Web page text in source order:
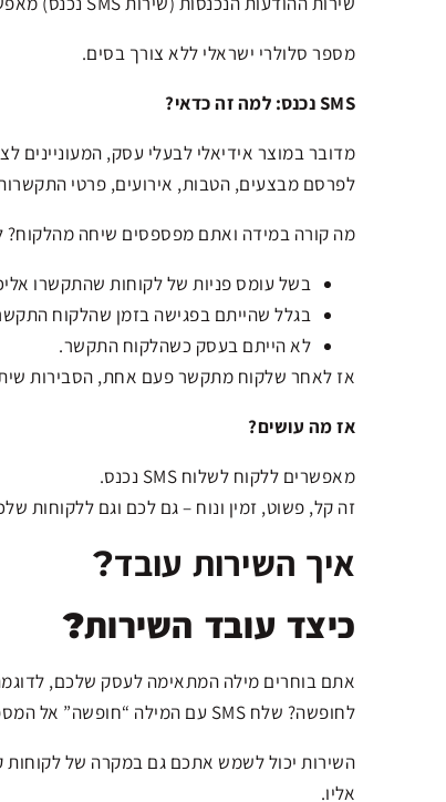
מספר סלולרי ישראלי ללא צורך בסים.
SMS נכנס: למה זה כדאי?
מדובר במוצר אידיאלי לבעלי עסק, המעוניינים
לפרסם מבצעים, הטבות, אירועים, פרטי
מה קורה במידה ואתם מפספסים שיחה מהלקוח?
בשל עומס פניות של לקוחות שהתקשרו
בגלל שהייתם בפגישה בזמן שהלקוח
לא הייתם בעסק כשהלקוח התקשר.
אז לאחר שלקוח מתקשר פעם אחת, הסבירות
אז מה עושים?
מאפשרים ללקוח לשלוח SMS נכנס.
זה קל, פשוט, זמין ונוח – גם לכם וגם ללקוחות
איך השירות עובד?
כיצד עובד השירות?
אתם בוחרים מילה המתאימה לעסק שלכם,
לחופשה? שלח SMS עם המילה “חופשה” אל המספר 2244 ונציג יחזור אליך בהקדם”.
השירות יכול לשמש אתכם גם במקרה של לקוחות
אליו.